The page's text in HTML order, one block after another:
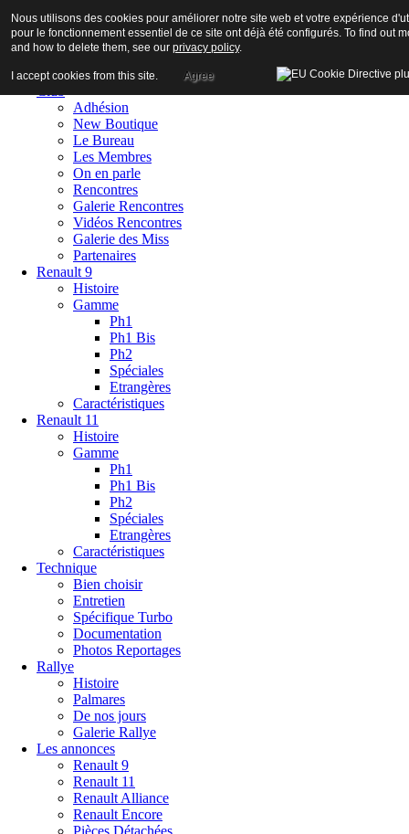
Accueil
Adhésion
New Boutique
Le Bureau
Les Membres
On en parle
Rencontres
Galerie Rencontres
Vidéos Rencontres
Galerie des Miss
Partenaires
Renault 9
Histoire
Gamme
Ph1
Ph1 Bis
Ph2
Spéciales
Etrangères
Caractéristiques
Renault 11
Histoire
Gamme
Ph1
Ph1 Bis
Ph2
Spéciales
Etrangères
Caractéristiques
Technique
Bien choisir
Entretien
Spécifique Turbo
Documentation
Photos Reportages
Rallye
Histoire
Palmares
De nos jours
Galerie Rallye
Les annonces
Renault 9
Renault 11
Renault Alliance
Renault Encore
Pièces Détachées
Nous utilisons des cookies pour améliorer notre site web et votre expérience
pour le fonctionnement essentiel de ce site ont déjà été configurés. To find out
and how to delete them, see our privacy policy.
I accept cookies from this site. Agree